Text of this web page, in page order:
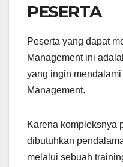
PESERTA
Peserta yang dapat
Management ini
yang ingin
Management.
Karena kompleksnya
dibutuhkan
melalui sebuah